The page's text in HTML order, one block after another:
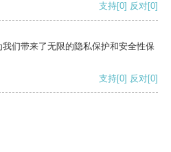
支持[0] 反对[0]
们带来了无限的隐私保护和安全性保
支持[0] 反对[0]